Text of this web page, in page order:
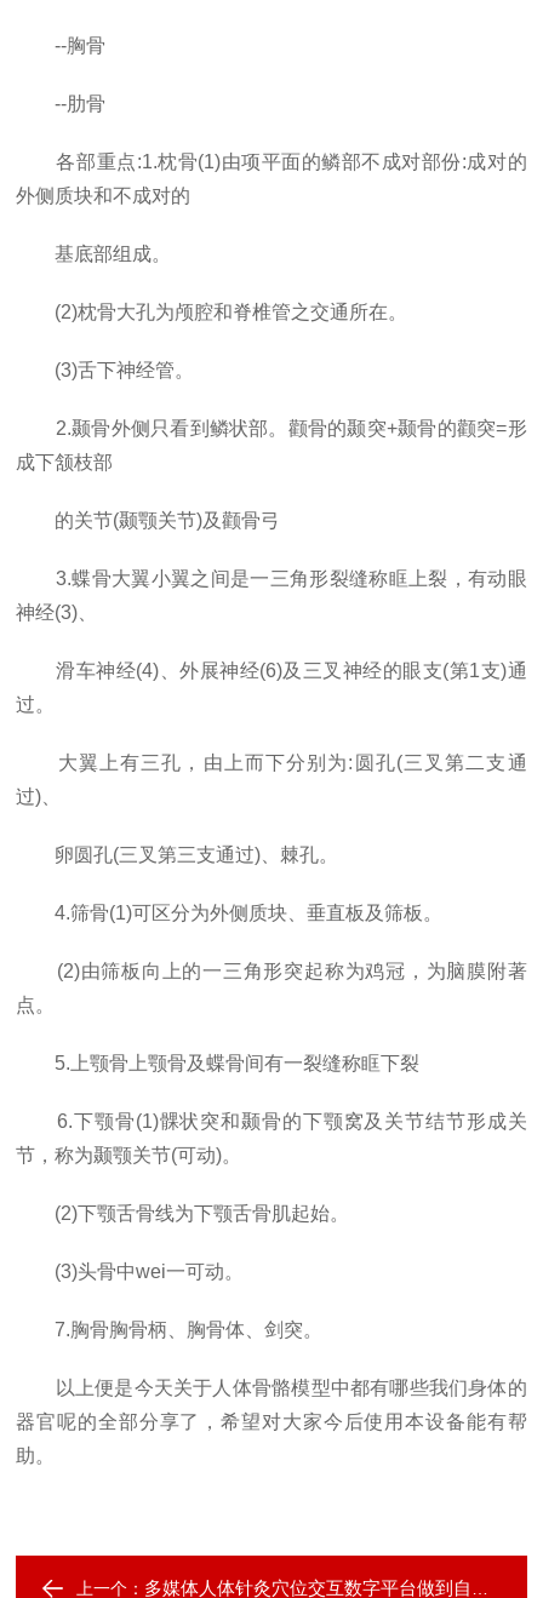
--胸骨
--肋骨
各部重点:1.枕骨(1)由项平面的鳞部不成对部份:成对的
外侧质块和不成对的
基底部组成。
(2)枕骨大孔为颅腔和脊椎管之交通所在。
(3)舌下神经管。
2.颞骨外侧只看到鳞状部。颧骨的颞突+颞骨的颧突=形
成下颔枝部
的关节(颞颚关节)及颧骨弓
3.蝶骨大翼小翼之间是一三角形裂缝称眶上裂，有动眼
神经(3)、
滑车神经(4)、外展神经(6)及三叉神经的眼支(第1支)通
过。
大翼上有三孔，由上而下分别为:圆孔(三叉第二支通
过)、
卵圆孔(三叉第三支通过)、棘孔。
4.筛骨(1)可区分为外侧质块、垂直板及筛板。
(2)由筛板向上的一三角形突起称为鸡冠，为脑膜附著
点。
5.上颚骨上颚骨及蝶骨间有一裂缝称眶下裂
6.下颚骨(1)髁状突和颞骨的下颚窝及关节结节形成关
节，称为颞颚关节(可动)。
(2)下颚舌骨线为下颚舌骨肌起始。
(3)头骨中wei一可动。
7.胸骨胸骨柄、胸骨体、剑突。
以上便是今天关于人体骨骼模型中都有哪些我们身体的
器官呢的全部分享了，希望对大家今后使用本设备能有帮
助。
上一个： 多媒体人体针灸穴位交互数字平台做到自助学习、自助练习、模拟考试、正式考试